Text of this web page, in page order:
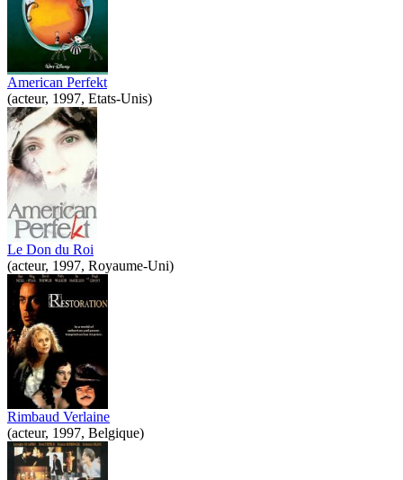
American Perfekt
(acteur, 1997, Etats-Unis)
Le Don du Roi
(acteur, 1997, Royaume-Uni)
Rimbaud Verlaine
(acteur, 1997, Belgique)